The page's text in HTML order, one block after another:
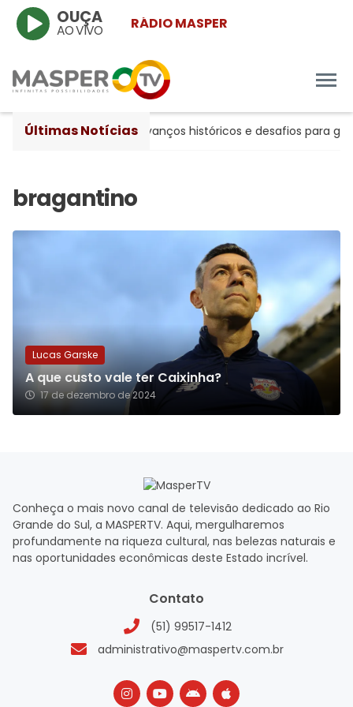
RÁDIO MASPER
OUÇA
AO VIVO
Últimas Notícias
20 anos entre avanços históricos e desafios para
Lucas Garske
A que custo vale ter Caixinha?
17 de dezembro de 2024
Conheça o mais novo canal de televisão dedicado ao Rio
Grande do Sul, a MASPERTV. Aqui, mergulharemos
profundamente na riqueza cultural, nas belezas naturais e
nas oportunidades econômicas deste Estado incrível.
Contato
(51) 99517-1412
administrativo@maspertv.com.br